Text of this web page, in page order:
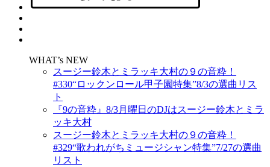
WHAT’s NEW
スージー鈴木とミラッキ大村の９の音粋！
#330“ロックンロール甲子園特集”8/3の選曲リス
ト
『9の音粋』8/3月曜日のDJはスージー鈴木とミラ
ッキ大村
スージー鈴木とミラッキ大村の９の音粋！
#329“歌われがちミュージシャン特集”7/27の選曲
リスト